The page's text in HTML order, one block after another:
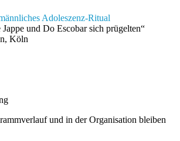
Adoleszenz-Ritual
und Do Escobar sich prügelten“
Köln
und in der Organisation bleiben